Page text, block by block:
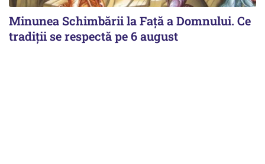
Minunea Schimbării la Față a Domnului. Ce
tradiții se respectă pe 6 august